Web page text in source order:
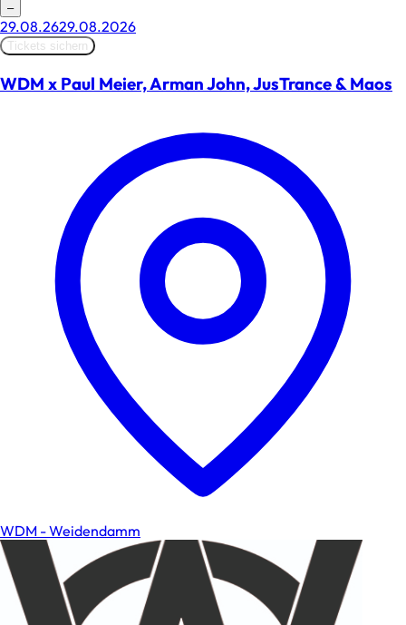
–
29.08.2629.08.2026
Tickets sichern
WDM x Paul Meier, Arman John, JusTrance & Maos
WDM - Weidendamm